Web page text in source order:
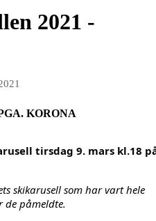
2021 -
KORONA
tirsdag 9. mars kl.18
skikarusell som har vart hele
de påmeldte.